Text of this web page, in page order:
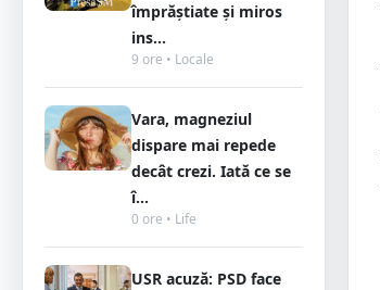
împrăștiate și miros
ins...
9 ore • Locale
Vara, magneziul
dispare mai repede
decât crezi. Iată ce se
î...
0 ore • Life
USR acuză: PSD face